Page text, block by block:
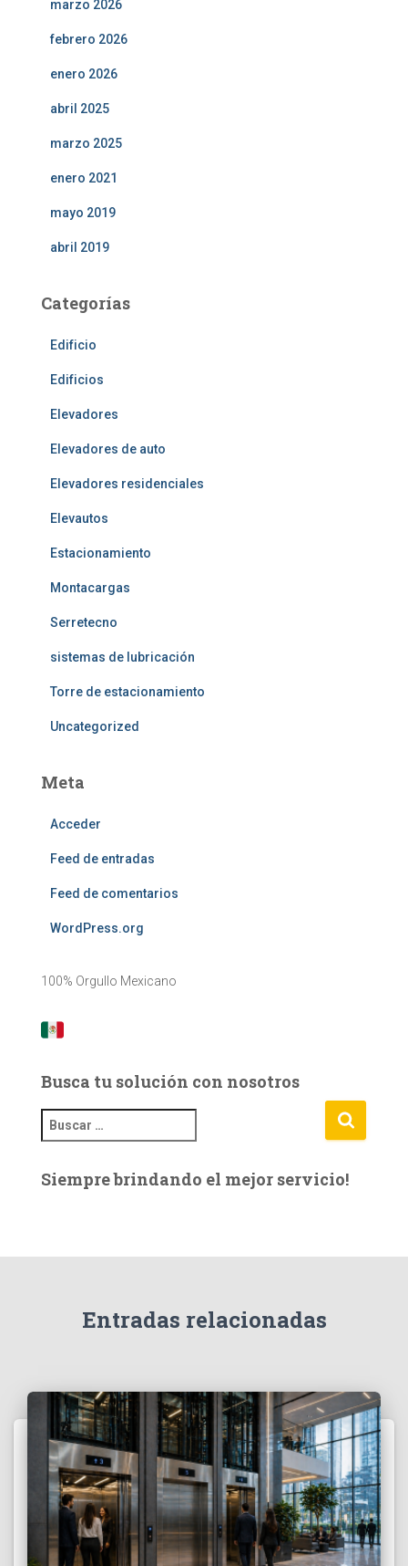
marzo 2026
febrero 2026
enero 2026
abril 2025
marzo 2025
enero 2021
mayo 2019
abril 2019
Categorías
Edificio
Edificios
Elevadores
Elevadores de auto
Elevadores residenciales
Elevautos
Estacionamiento
Montacargas
Serretecno
sistemas de lubricación
Torre de estacionamiento
Uncategorized
Meta
Acceder
Feed de entradas
Feed de comentarios
WordPress.org
100% Orgullo Mexicano
Busca tu solución con nosotros
u
c
Siempre brindando el mejor servicio!
Entradas relacionadas